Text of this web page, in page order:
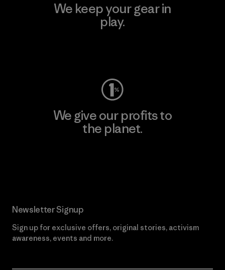
We keep your gear in
play.
We give our profits to
the planet.
Newsletter Signup
Sign up for exclusive offers, original stories, activism
awareness, events and more.